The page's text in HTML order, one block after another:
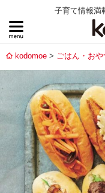
子育て情報満
kodomoe ごはん・おや